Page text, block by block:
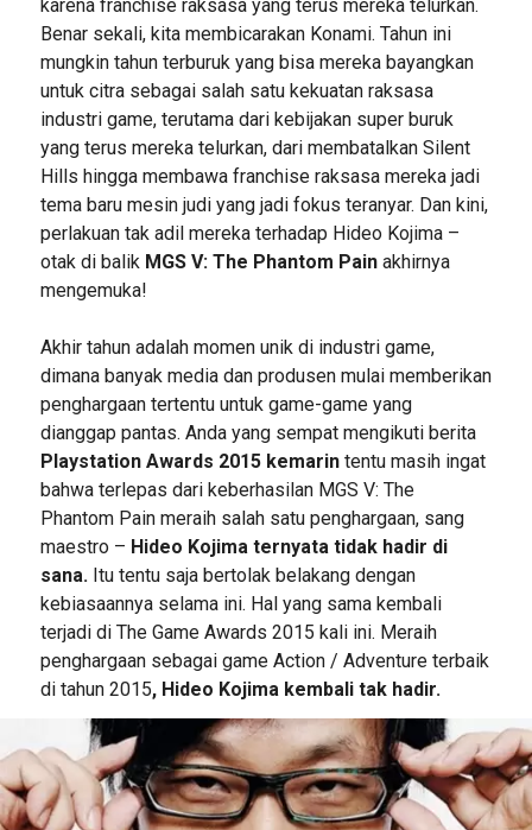
karena franchise raksasa yang terus mereka telurkan.
Benar sekali, kita membicarakan Konami. Tahun ini
mungkin tahun terburuk yang bisa mereka bayangkan
untuk citra sebagai salah satu kekuatan raksasa
industri game, terutama dari kebijakan super buruk
yang terus mereka telurkan, dari membatalkan Silent
Hills hingga membawa franchise raksasa mereka jadi
tema baru mesin judi yang jadi fokus teranyar. Dan kini,
perlakuan tak adil mereka terhadap Hideo Kojima –
otak di balik MGS V: The Phantom Painakhirnya
mengemuka!
Akhir tahun adalah momen unik di industri game,
dimana banyak media dan produsen mulai memberikan
penghargaan tertentu untuk game-game yang
dianggap pantas. Anda yang sempat mengikuti berita
Playstation Awards 2015 kemarintentu masih ingat
bahwa terlepas dari keberhasilan MGS V: The
Phantom Pain meraih salah satu penghargaan, sang
maestro – Hideo Kojima ternyata tidak hadir di
sana.Itu tentu saja bertolak belakang dengan
kebiasaannya selama ini. Hal yang sama kembali
terjadi di The Game Awards 2015 kali ini. Meraih
penghargaan sebagai game Action / Adventure terbaik
di tahun 2015, Hideo Kojima kembali tak hadir.